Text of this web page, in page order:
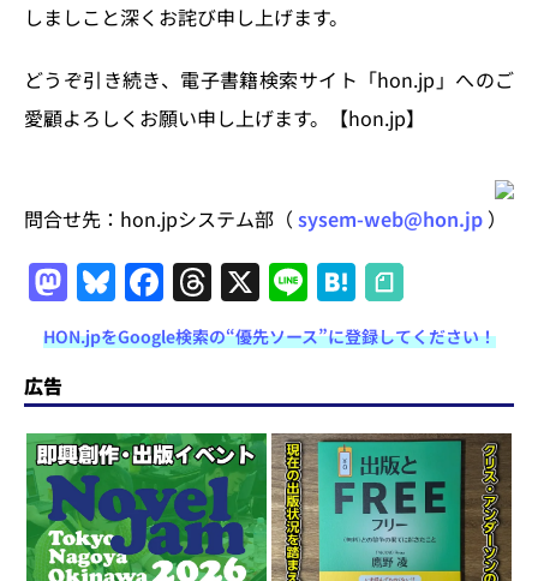
しましこと深くお詫び申し上げます。
どうぞ引き続き、電子書籍検索サイト「hon.jp」へのご
愛顧よろしくお願い申し上げます。【hon.jp】
問合せ先：hon.jpシステム部（ sysem-web@hon.jp ）
M
a
st
o
d
o
n
Bl
u
e
s
k
y
F
a
c
e
b
o
o
k
T
h
re
a
d
s
X Li
n
e
H
at
e
n
a
HON.jpをGoogle検索の“優先ソース”に登録してください！
広告